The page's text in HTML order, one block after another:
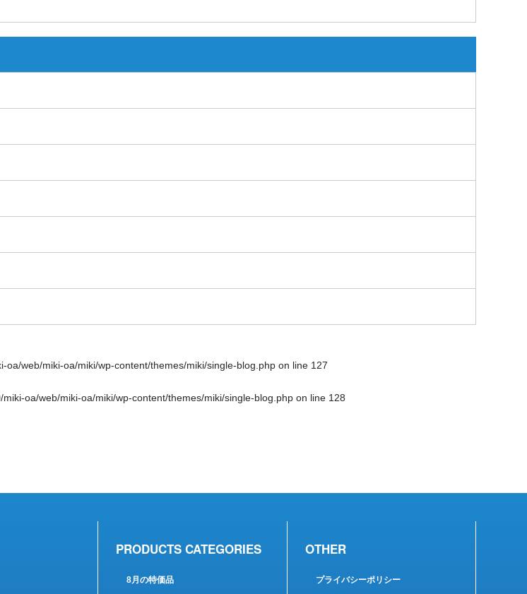
oa/web/miki-oa/miki/wp-content/themes/miki/single-blog.php on line 127
oa/web/miki-oa/miki/wp-content/themes/miki/single-blog.php on line 128
PRODUCTS CATEGORIES
8月の特価品
OTHER
プライバシーポリシー